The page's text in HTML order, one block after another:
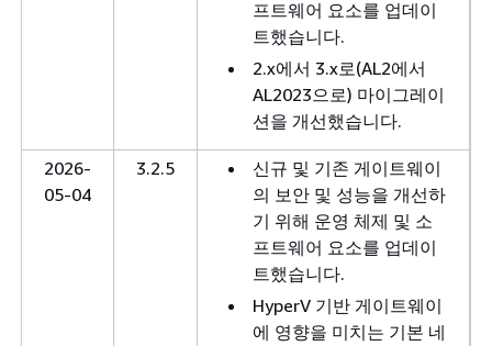
프트웨어 요소를 업데이
트했습니다.
2.x에서 3.x로(AL2에서
AL2023으로) 마이그레이
션을 개선했습니다.
2026-
05-04
3.2.5
신규 및 기존 게이트웨이
의 보안 및 성능을 개선하
기 위해 운영 체제 및 소
프트웨어 요소를 업데이
트했습니다.
HyperV 기반 게이트웨이
에 영향을 미치는 기본 네